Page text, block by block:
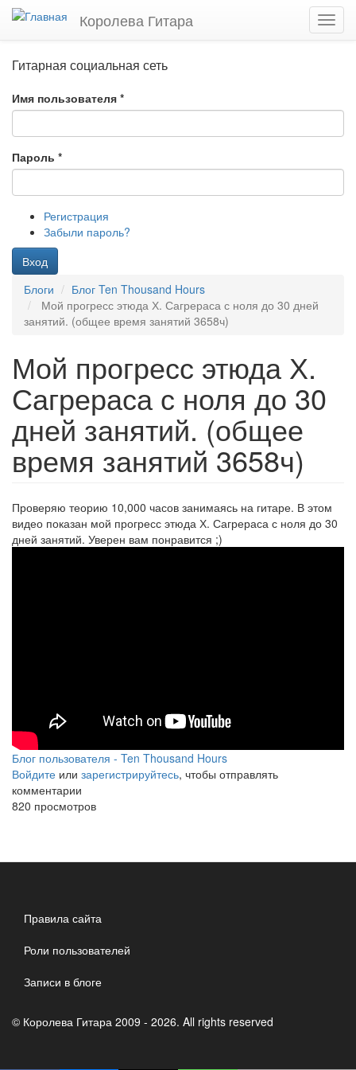
Перейти
Королева Гитара
Гитарная социальная сеть
Имя пользователя *
Пароль *
Регистрация
Забыли пароль?
Вход
Блоги
Блог Ten Thousand Hours
Мой прогресс этюда Х. Сагрераса с ноля до 30 дней
занятий. (общее время занятий 3658ч)
Мой прогресс этюда Х.
Сагрераса с ноля до 30
дней занятий. (общее
время занятий 3658ч)
Проверяю теорию 10,000 часов занимаясь на гитаре. В этом
видео показан мой прогресс этюда Х. Сагрераса с ноля до 30
дней занятий. Уверен вам понравится ;)
progress/
Этюд
-
Х.
Сагрерас
до
1
месяца.
h.)
Блог пользователя - Ten Thousand Hours
Войдите или зарегистрируйтесь, чтобы отправлять
комментарии
820 просмотров
Правила сайта
Роли пользователей
Записи в блоге
© Королева Гитара 2009 - 2026. All rights reserved